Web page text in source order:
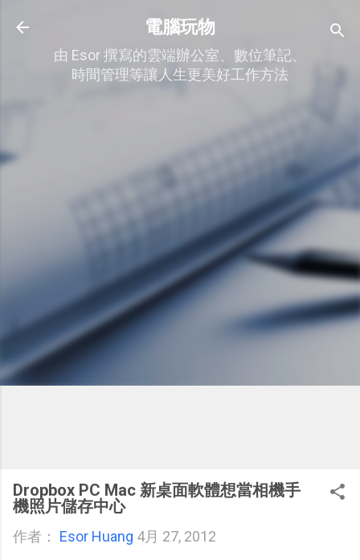
跳到主要內容
電腦玩物
由 Esor 撰寫的雲端辦公室、數位筆記、
時間管理等讓人生更美好工作方法
Dropbox PC Mac 新桌面軟體想當相機手
機照片儲存中心
作者： Esor Huang 4月 27, 2012